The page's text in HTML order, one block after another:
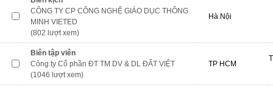
CÔNG TY CP CÔNG NGHỆ GIÁO DỤC THÔNG
MINH VIETED
(802 lượt xem)
Hà Nội
Biên tập viên
Công ty Cổ phần ĐT TM DV & DL ĐẤT VIỆT
(1046 lượt xem)
TP HCM